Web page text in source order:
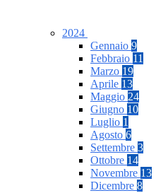
2024
Gennaio 9
Febbraio 11
Marzo 19
Aprile 13
Maggio 24
Giugno 10
Luglio 1
Agosto 6
Settembre 3
Ottobre 14
Novembre 13
Dicembre 8